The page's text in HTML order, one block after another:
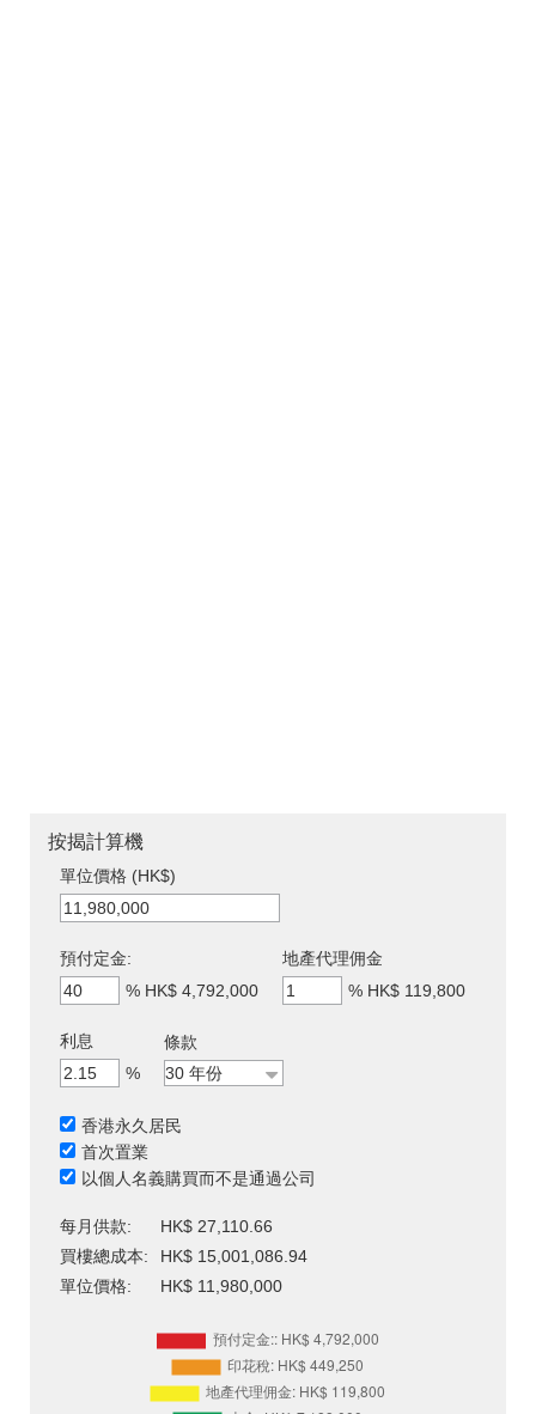
按揭計算機
單位價格 (HK$)
預付定金:
% HK$ 4,792,000
地產代理佣金
% HK$ 119,800
利息
%
條款
香港永久居民
首次置業
以個人名義購買而不是通過公司
每月供款:
HK$ 27,110.66
買樓總成本:
HK$ 15,001,086.94
單位價格:
HK$ 11,980,000